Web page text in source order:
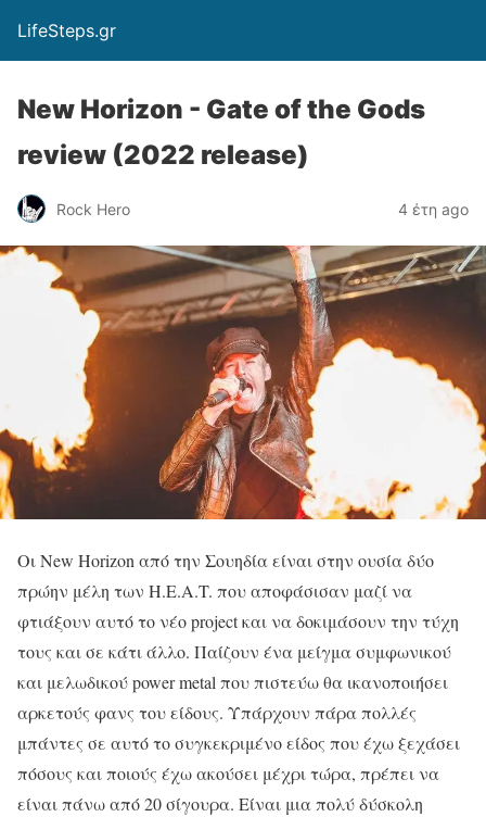
LifeSteps.gr
New Horizon - Gate of the Gods
review (2022 release)
Rock Hero 4 έτη ago
Οι New Horizon από την Σουηδία είναι στην ουσία δύο
πρώην μέλη των H.E.A.T. που αποφάσισαν μαζί να
φτιάξουν αυτό το νέο project και να δοκιμάσουν την τύχη
τους και σε κάτι άλλο. Παίζουν ένα μείγμα συμφωνικού
και μελωδικού power metal που πιστεύω θα ικανοποιήσει
αρκετούς φανς του είδους. Υπάρχουν πάρα πολλές
μπάντες σε αυτό το συγκεκριμένο είδος που έχω ξεχάσει
πόσους και ποιούς έχω ακούσει μέχρι τώρα, πρέπει να
είναι πάνω από 20 σίγουρα. Είναι μια πολύ δύσκολη